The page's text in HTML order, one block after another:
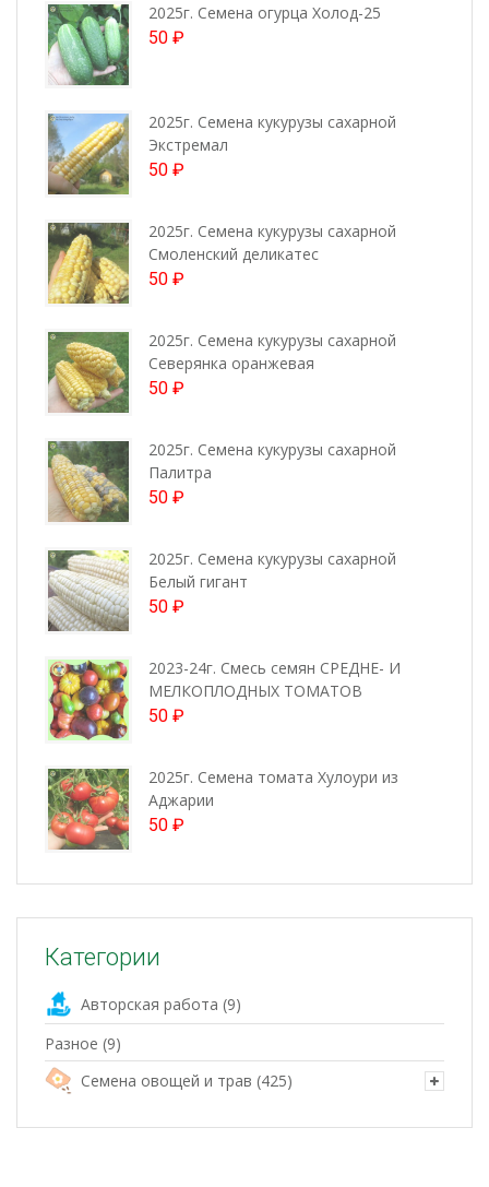
2025г. Семена огурца Холод-25
50 ₽
2025г. Семена кукурузы сахарной
Экстремал
50 ₽
2025г. Семена кукурузы сахарной
Смоленский деликатес
50 ₽
2025г. Семена кукурузы сахарной
Северянка оранжевая
50 ₽
2025г. Семена кукурузы сахарной
Палитра
50 ₽
2025г. Семена кукурузы сахарной
Белый гигант
50 ₽
2023-24г. Смесь семян СРЕДНЕ- И
МЕЛКОПЛОДНЫХ ТОМАТОВ
50 ₽
2025г. Семена томата Хулоури из
Аджарии
50 ₽
Категории
Авторская работа (9)
Разное (9)
Семена овощей и трав (425)